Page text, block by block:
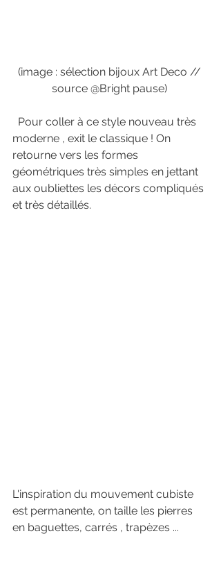
(image : sélection bijoux Art Deco //
source @Bright pause)
moderne , exit le classique ! On
retourne vers les formes
géométriques très simples en jettant
aux oubliettes les décors compliqués
et très détaillés.
L'inspiration du mouvement cubiste
est permanente, on taille les pierres
en baguettes, carrés , trapèzes ...